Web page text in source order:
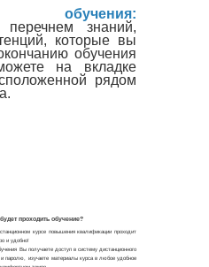
обучения:
перечнем знаний,
которые вы
обучения
на вкладке
рядом